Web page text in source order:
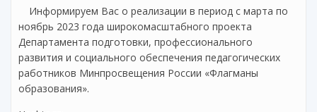
Информируем Вас о реализации в период с марта по
ноябрь 2023 года широкомасштабного проекта
Департамента подготовки, профессионального
развития и социального обеспечения педагогических
работников Минпросвещения России «Флагманы
образования».